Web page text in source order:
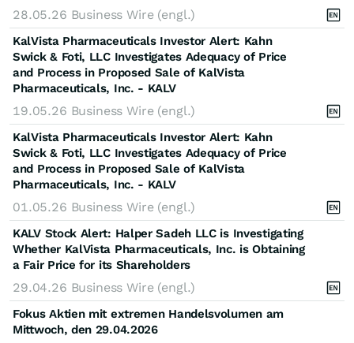
28.05.26 Business Wire (engl.)
KalVista Pharmaceuticals Investor Alert: Kahn
Swick & Foti, LLC Investigates Adequacy of Price
and Process in Proposed Sale of KalVista
Pharmaceuticals, Inc. - KALV
19.05.26 Business Wire (engl.)
KalVista Pharmaceuticals Investor Alert: Kahn
Swick & Foti, LLC Investigates Adequacy of Price
and Process in Proposed Sale of KalVista
Pharmaceuticals, Inc. - KALV
01.05.26 Business Wire (engl.)
KALV Stock Alert: Halper Sadeh LLC is Investigating
Whether KalVista Pharmaceuticals, Inc. is Obtaining
a Fair Price for its Shareholders
29.04.26 Business Wire (engl.)
Fokus Aktien mit extremen Handelsvolumen am
Mittwoch, den 29.04.2026